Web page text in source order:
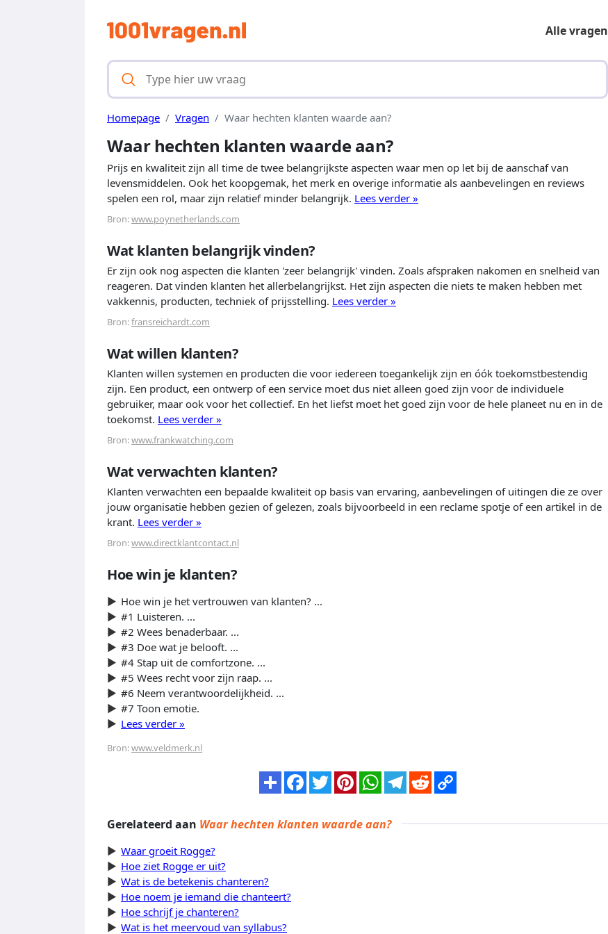
Alle vragen
Homepage Vragen Waar hechten klanten waarde aan?
Waar hechten klanten waarde aan?
Prijs en kwaliteit zijn all time de twee belangrijkste aspecten waar men op let bij de aanschaf van
levensmiddelen. Ook het koopgemak, het merk en overige informatie als aanbevelingen en reviews
spelen een rol, maar zijn relatief minder belangrijk. Lees verder »
Bron:www.poynetherlands.com
Wat klanten belangrijk vinden?
Er zijn ook nog aspecten die klanten 'zeer belangrijk' vinden. Zoals afspraken nakomen en snelheid van
reageren. Dat vinden klanten het allerbelangrijkst. Het zijn aspecten die niets te maken hebben met
vakkennis, producten, techniek of prijsstelling. Lees verder »
Bron:fransreichardt.com
Wat willen klanten?
Klanten willen systemen en producten die voor iedereen toegankelijk zijn en óók toekomstbestendig
zijn. Een product, een ontwerp of een service moet dus niet alleen goed zijn voor de individuele
gebruiker, maar ook voor het collectief. En het liefst moet het goed zijn voor de hele planeet nu en in de
toekomst. Lees verder »
Bron:www.frankwatching.com
Wat verwachten klanten?
Klanten verwachten een bepaalde kwaliteit op basis van ervaring, aanbevelingen of uitingen die ze over
jouw organisatie hebben gezien of gelezen, zoals bijvoorbeeld in een reclame spotje of een artikel in de
krant. Lees verder »
Bron:www.directklantcontact.nl
Hoe win je klanten?
Hoe win je het vertrouwen van klanten? ...
#1 Luisteren. ...
#2 Wees benaderbaar. ...
#3 Doe wat je belooft. ...
#4 Stap uit de comfortzone. ...
#5 Wees recht voor zijn raap. ...
#6 Neem verantwoordelijkheid. ...
#7 Toon emotie.
Lees verder »
Bron:www.veldmerk.nl
Gerelateerd aan Waar hechten klanten waarde aan?
Waar groeit Rogge?
Hoe ziet Rogge er uit?
Wat is de betekenis chanteren?
Hoe noem je iemand die chanteert?
Hoe schrijf je chanteren?
Wat is het meervoud van syllabus?